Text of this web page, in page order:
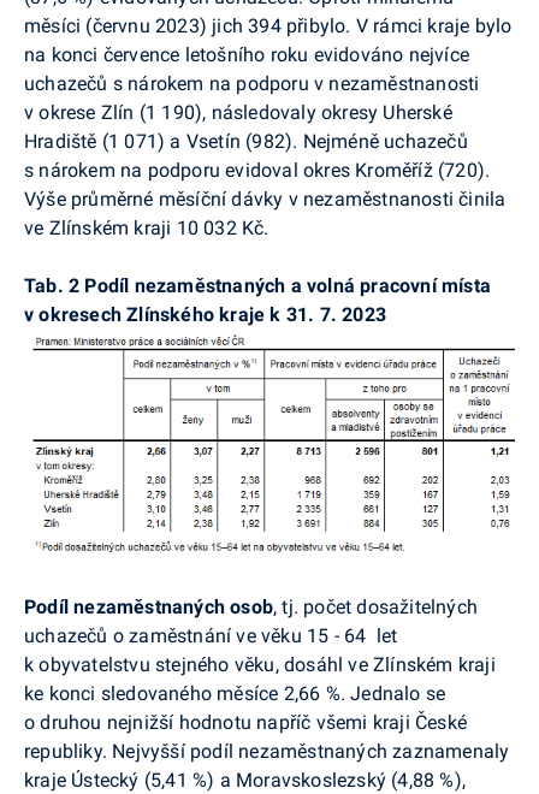
měsíci (červnu 2023) jich 394 přibylo. V rámci kraje bylo
na konci července letošního roku evidováno nejvíce
uchazečů s nárokem na podporu v nezaměstnanosti
v okrese Zlín (1 190), následovaly okresy Uherské
Hradiště (1 071) a Vsetín (982). Nejméně uchazečů
s nárokem na podporu evidoval okres Kroměříž (720).
Výše průměrné měsíční dávky v nezaměstnanosti činila
ve Zlínském kraji 10 032 Kč.
Tab. 2 Podíl nezaměstnaných a volná pracovní místa
v okresech Zlínského kraje k 31. 7. 2023
Podíl nezaměstnaných osob, tj. počet dosažitelných
uchazečů o zaměstnání ve věku 15 - 64 let
k obyvatelstvu stejného věku, dosáhl ve Zlínském kraji
ke konci sledovaného měsíce 2,66 %. Jednalo se
o druhou nejnižší hodnotu napříč všemi kraji České
republiky. Nejvyšší podíl nezaměstnaných zaznamenaly
kraje Ústecký (5,41 %) a Moravskoslezský (4,88 %),